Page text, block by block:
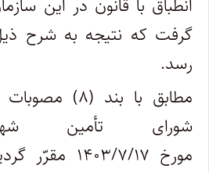
انطباق با قانون در این
گرفت که نتیجه به شرح
رسد.
مطابق با بند
شورای تأمین
مورخ ۱۴۰۳/۷/